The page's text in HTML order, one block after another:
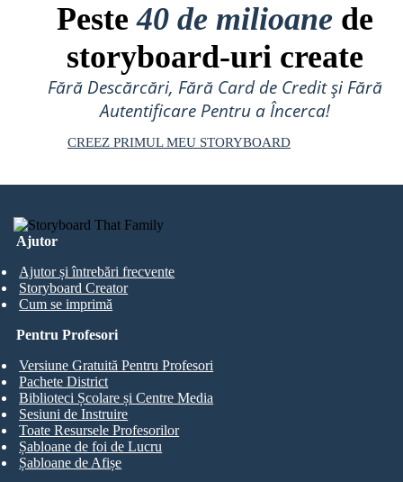
Peste40 de milioane de
storyboard-uri create
Fără Descărcări, Fără Card de Credit și Fără
Autentificare Pentru a Încerca!
CREEZ PRIMUL MEU STORYBOARD
Ajutor
Ajutor și întrebări frecvente
Storyboard Creator
Cum se imprimă
Pentru Profesori
Versiune Gratuită Pentru Profesori
Pachete District
Biblioteci Școlare și Centre Media
Sesiuni de Instruire
Toate Resursele Profesorilor
Șabloane de foi de Lucru
Șabloane de Afișe